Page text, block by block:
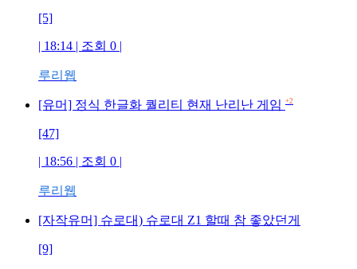
[5]
| 18:14 | 조회 0 |
루리웹
[유머] 정식 한글화 퀄리티 현재 난리난 게임 +2
[47]
| 18:56 | 조회 0 |
루리웹
[자작유머] 슈로대) 슈로대 Z1 할때 참 좋았던게
[9]